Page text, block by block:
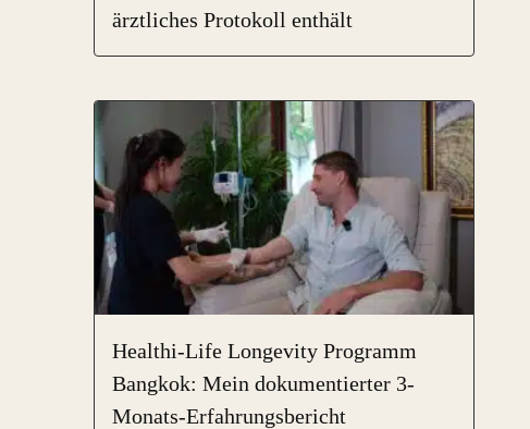
ärztliches Protokoll enthält
Healthi-Life Longevity Programm
Bangkok: Mein dokumentierter 3-
Monats-Erfahrungsbericht